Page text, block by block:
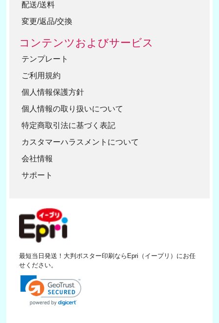
配送/送料
変更/返品/交換
コンテンツおよびサービス
テンプレート
ご利用規約
個人情報保護方針
個人情報の取り扱いについて
特定商取引法に基づく表記
カスタマーハラスメントについて
会社情報
サポート
最短当日発送！大判ポスター印刷ならEpri（イープリ）にお任
せください。